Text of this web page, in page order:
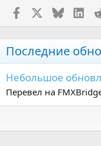
FacebookX (Twitter)
Bluesky
Последние
Небольшое
Перевел на